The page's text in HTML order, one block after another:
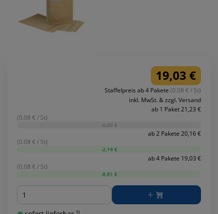
19,03 €
Staffelpreis ab 4 Pakete (0.08 € / St)
inkl. MwSt. & zzgl. Versand
ab 1 Paket 21,23 €
(0.08 € / St)
-0,00 €
ab 2 Pakete 20,16 €
(0.08 € / St)
-2,14 €
ab 4 Pakete 19,03 €
(0.08 € / St)
-8,81 €
Menge